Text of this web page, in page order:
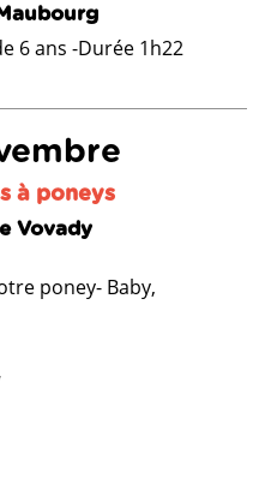
6 ans -Durée 1h22
à poneys
Vovady
poney- Baby,